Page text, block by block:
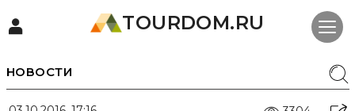
TOURDOM.RU
НОВОСТИ